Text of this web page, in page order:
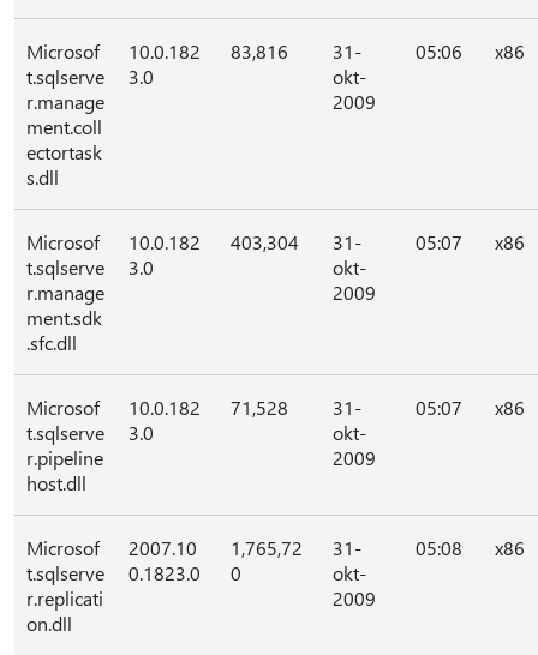
Microsof
t.sqlserve
r.manage
ment.coll
ectortask
s.dll
10.0.182
3.0
83,816
31-
okt-
2009
05:06 x86
Microsof
t.sqlserve
r.manage
ment.sdk
.sfc.dll
10.0.182
3.0
403,304
31-
okt-
2009
05:07 x86
Microsof
t.sqlserve
r.pipeline
host.dll
10.0.182
3.0
71,528
31-
okt-
2009
05:07 x86
Microsof
t.sqlserve
r.replicati
on.dll
2007.10
0.1823.0
1,765,72
0
31-
okt-
2009
05:08 x86